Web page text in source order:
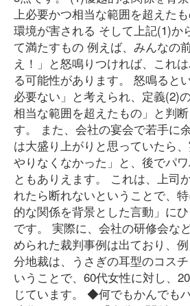
上必要かつ相当な範囲を超えた
環境が害される そして上記(1)か
て満たすもの 例えば、みんなの
え！」と怒鳴りつければ、これ
る可能性があります。 怒鳴ると
必要ない」と考えられ、定義(2)
相当な範囲を超えたもの」と判
す。 また、会社の宴会で若手に
は大盛り上がりと思っていたら
やりなくなかった」と、後でパ
ともありえます。 これは、上司
れたら断れないということで、
的な関係を背景とした言動」に
です。 実際に、会社の研修会な
められた裁判事例は出ており、
分地裁は、うさぎの耳型のコス
いうことで、60代女性に対し、
じています。 ◆何でもかんでも